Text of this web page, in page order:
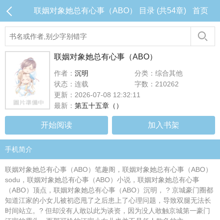
联姻对象她总有心事（ABO） 目录 (共54章) 首页
联姻对象她总有心事（ABO）
作者： 沉明
分类：综合其他
状态：连载
字数：210262
更新：2026-07-08 12:32:11
最新： 第五十五章（）
开始阅读 加入书架
手机简介
联姻对象她总有心事（ABO）笔趣阁，联姻对象她总有心事（ABO）
sodu，联姻对象她总有心事（ABO）小说，联姻对象她总有心事
（ABO）顶点，联姻对象她总有心事（ABO）沉明， ? 京城豪门圈都
知道江家的小女儿被初恋甩了之后患上了心理问题，导致双腿无法长
时间站立。? 但却没有人敢以此为谈资，因为没人敢触京城第一豪门